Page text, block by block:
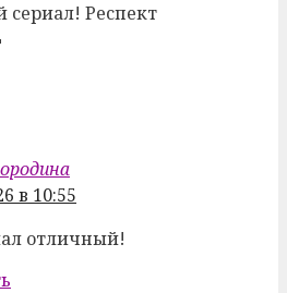
сериал! Респект
в 10:55
отличный!